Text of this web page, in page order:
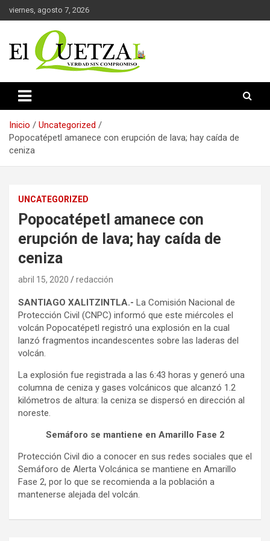
Saltar
al
viernes, agosto 7, 2026
El Quetzal de Cholula
Inicio
Uncategorized
Popocatépetl amanece con erupción de lava; hay caída de
ceniza
UNCATEGORIZED
Popocatépetl amanece con
erupción de lava; hay caída de
ceniza
abril 15, 2020 redacción
SANTIAGO XALITZINTLA.- La Comisión Nacional de
Protección Civil (CNPC) informó que este miércoles el
volcán Popocatépetl registró una explosión en la cual
lanzó fragmentos incandescentes sobre las laderas del
volcán.
La explosión fue registrada a las 6:43 horas y generó una
columna de ceniza y gases volcánicos que alcanzó 1.2
kilómetros de altura: la ceniza se dispersó en dirección al
noreste.
Semáforo se mantiene en Amarillo Fase 2
Protección Civil dio a conocer en sus redes sociales que el
Semáforo de Alerta Volcánica se mantiene en Amarillo
Fase 2, por lo que se recomienda a la población a
mantenerse alejada del volcán.